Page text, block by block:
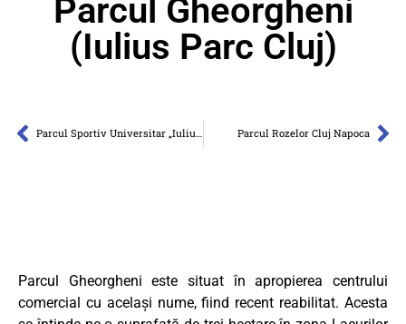
Parcul Gheorgheni
(Iulius Parc Cluj)
Parcul Sportiv Universitar „Iuliu Haţieganu” (Parcul Babeș) Parcul Rozelor Cluj Napoca
Parcul Gheorgheni este situat în apropierea centrului
comercial cu acelaşi nume, fiind recent reabilitat. Acesta